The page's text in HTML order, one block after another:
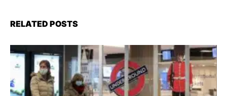
RELATED POSTS